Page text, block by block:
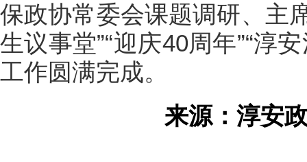
保政协常委会课题调研、主
生议事堂”“迎庆40周年”“淳
工作圆满完成。
来源：淳